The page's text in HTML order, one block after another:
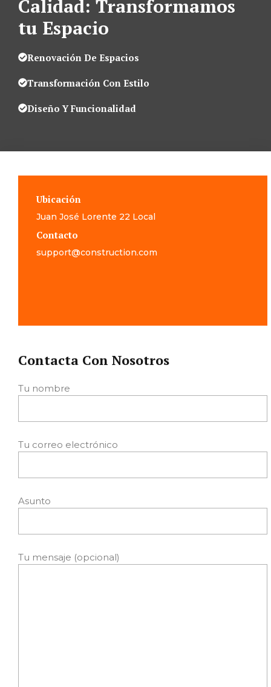
Calidad: Transformamos
tu Espacio
Renovación De Espacios
Transformación Con Estilo
Diseño Y Funcionalidad
Ubicación
Juan José Lorente 22 Local
Contacto
support@construction.com
Contacta Con Nosotros
Tu nombre
Tu correo electrónico
Asunto
Tu mensaje (opcional)